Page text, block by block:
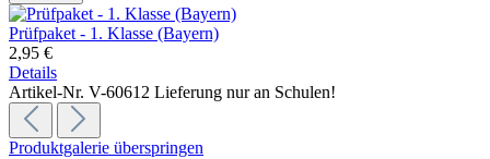
Prüfpaket - 1. Klasse (Bayern)
2,95 €
Details
Artikel-Nr. V-60612 Lieferung nur an Schulen!
Produktgalerie überspringen